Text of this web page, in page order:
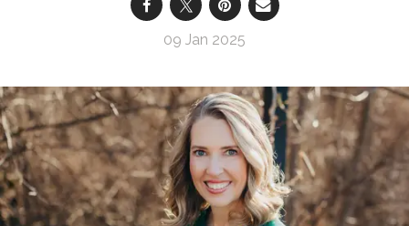
09 Jan 2025